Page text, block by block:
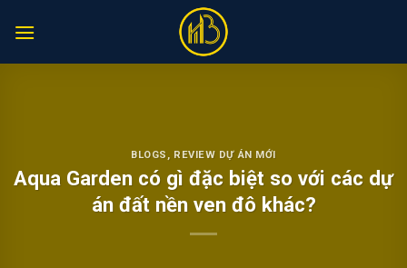
BLOGS , REVIEW DỰ ÁN MỚI
Aqua Garden có gì đặc biệt so với các dự
án đất nền ven đô khác?